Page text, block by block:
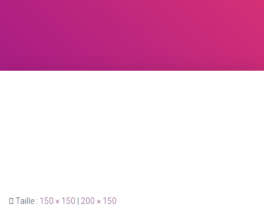
Taille : 150 × 150 200 × 150